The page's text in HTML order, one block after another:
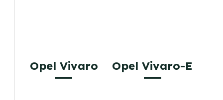
Opel Vivaro Opel Vivaro-E